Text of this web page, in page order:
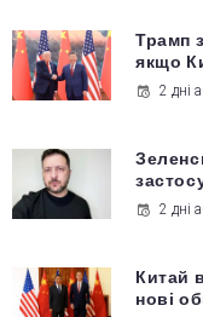
Трамп
якщо
2 дні
2 дні
Китай
нові